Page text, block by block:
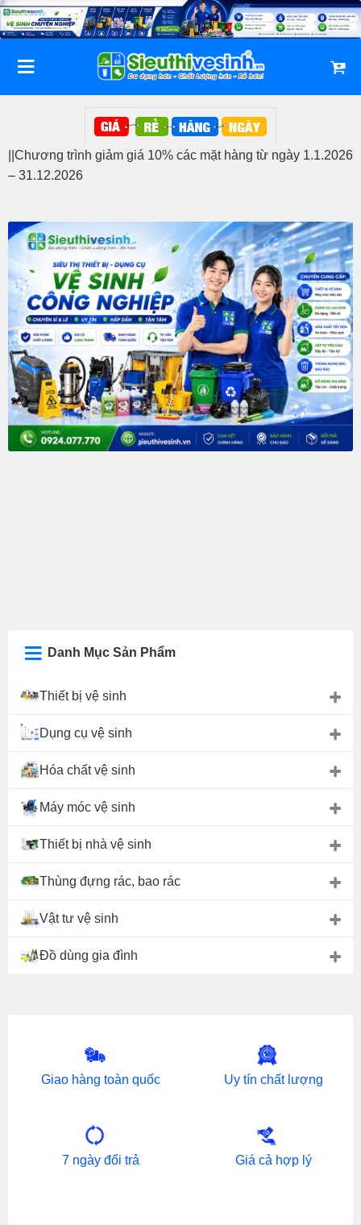
Bỏ
qua
dung
||Chương trình giảm giá 10% các mặt hàng từ ngày 1.1.2026
– 31.12.2026
Danh Mục Sản Phẩm
Thiết bị vệ sinh
Dụng cụ vệ sinh
Hóa chất vệ sinh
Máy móc vệ sinh
Thiết bị nhà vệ sinh
Thùng đựng rác, bao rác
Vật tư vệ sinh
Đồ dùng gia đình
Giao hàng toàn quốc Uy tín chất lượng
7 ngày đổi trả Giá cả hợp lý